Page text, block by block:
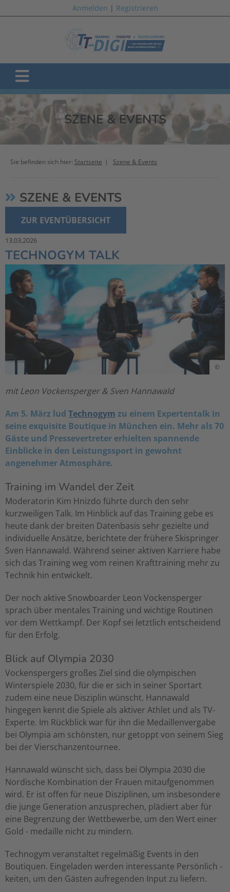
Anmelden | Registrieren
SZENE & EVENTS
Sie befinden sich hier: Startseite Szene & Events
SZENE & EVENTS
ZUR EVENTÜBERSICHT
13.03.2026
TECHNOGYM TALK
©
mit Leon Vockensperger & Sven Hannawald
Am 5. März lud Technogym zu einem Expertentalk in
seine exquisite Boutique in München ein. Mehr als 70
Gäste und Pressevertreter erhielten spannende
Einblicke in den Leistungssport in gewohnt
angenehmer Atmosphäre.
Training im Wandel der Zeit
Moderatorin Kim Hnizdo führte durch den sehr
kurzweiligen Talk. Im Hinblick auf das Training gebe es
heute dank der breiten Datenbasis sehr gezielte und
individuelle Ansätze, berichtete der frühere Skispringer
Sven Hannawald. Während seiner aktiven Karriere habe
sich das Training weg vom reinen Krafttraining mehr zu
Technik hin entwickelt.
Der noch aktive Snowboarder Leon Vockensperger
sprach über mentales Training und wichtige Routinen
vor dem Wettkampf. Der Kopf sei letztlich entscheidend
für den Erfolg.
Blick auf Olympia 2030
Vockenspergers großes Ziel sind die olympischen
Winterspiele 2030, für die er sich in seiner Sportart
zudem eine neue Disziplin wünscht. Hannawald
hingegen kennt die Spiele als aktiver Athlet und als TV-
Experte. Im Rückblick war für ihn die Medaillenvergabe
bei Olympia am schönsten, nur getoppt von seinem Sieg
bei der Vierschanzentournee.
Hannawald wünscht sich, dass bei Olympia 2030 die
Nordische Kombination der Frauen mitaufgenommen
wird. Er ist offen für neue Disziplinen, um insbesondere
die junge Generation anzusprechen, plädiert aber für
eine Begrenzung der Wettbewerbe, um den Wert einer
Gold - medaille nicht zu mindern.
Technogym veranstaltet regelmäßig Events in den
Boutiquen. Eingeladen werden interessante Persönlich -
keiten, um den Gästen aufregenden Input zu liefern.